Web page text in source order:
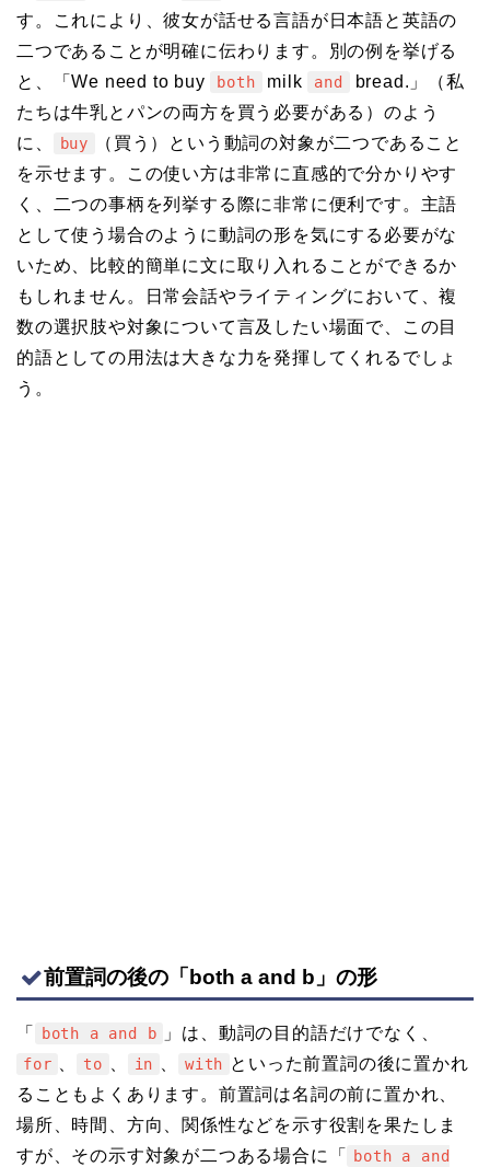
す。これにより、彼女が話せる言語が日本語と英語の
二つであることが明確に伝わります。別の例を挙げる
と、「We need to buy
both milk and
bread.」（私
たちは牛乳とパンの両方を買う必要がある）のよう
に、
buy
（買う）という動詞の対象が二つであること
を示せます。この使い方は非常に直感的で分かりやす
く、二つの事柄を列挙する際に非常に便利です。主語
として使う場合のように動詞の形を気にする必要がな
いため、比較的簡単に文に取り入れることができるか
もしれません。日常会話やライティングにおいて、複
数の選択肢や対象について言及したい場面で、この目
的語としての用法は大きな力を発揮してくれるでしょ
う。
前置詞の後の「both a and b」の形
「 both a and b 」は、動詞の目的語だけでなく、
for to in with といった前置詞の後に置かれ
ることもよくあります。前置詞は名詞の前に置かれ、
場所、時間、方向、関係性などを示す役割を果たしま
すが、その示す対象が二つある場合に「
both a and